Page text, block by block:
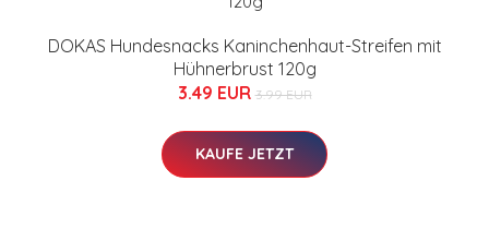
DOKAS Hundesnacks Kaninchenhaut-Streifen mit
Hühnerbrust 120g
3.49 EUR 3.99 EUR
KAUFE JETZT